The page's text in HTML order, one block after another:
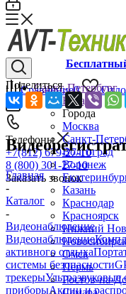
Сравнение0
Телефоны
+7(812) 679-27-10
8 (800) 301-27-10
Заказать звонок
Санкт-Петербург
Назад
Города
Москва
Санкт-
Волгоград
Воронеж
Казань
Краснодар
Красноярск
Нижний
Омск
Пермь
Ростов-на-
Поделиться
Главная
-
Каталог
-
Видеонаблюдение
Видеонаблюдение
активного отдыха
системы безопасности
трекерыУльтразвуковые
приборыАкции и